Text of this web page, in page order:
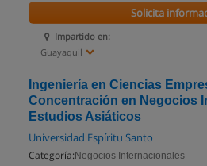
Impartido en:
Guayaquil
Solicita
Ingeniería en Ciencias
Concentración en Negocios
Estudios Asiáticos
Universidad Espíritu Santo
Categoría: Negocios Internacionales